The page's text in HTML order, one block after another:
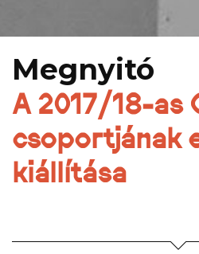
Megnyitó
A 2017/18-as
csoportjának
kiállítása